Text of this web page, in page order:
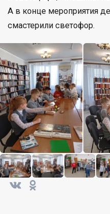
А в конце мероприятия
смастерили светофор.